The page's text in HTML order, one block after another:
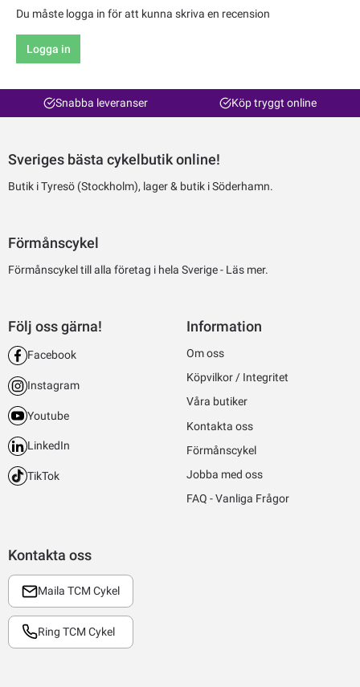
Du måste logga in för att kunna skriva en recension
Logga in
Snabba leveranser Köp tryggt online
Sveriges bästa cykelbutik online!
Butik i Tyresö (Stockholm), lager & butik i Söderhamn.
Förmånscykel
Förmånscykel till alla företag i hela Sverige - Läs mer.
Kontakta oss
Maila TCM Cykel
Ring TCM Cykel
Följ oss gärna!
Facebook
Instagram
Youtube
LinkedIn
TikTok
Information
Om oss
Köpvilkor / Integritet
Våra butiker
Kontakta oss
Förmånscykel
Jobba med oss
FAQ - Vanliga Frågor